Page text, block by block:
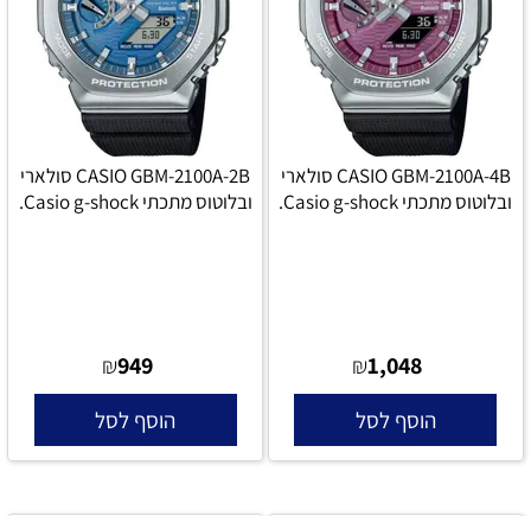
CASIO GBM-2100A-4B סולארי
ובלוטוס מתכתי Casio g-shock.
₪1,048
הוסף לסל
CASIO GBM-2100A-2B סולארי
ובלוטוס מתכתי Casio g-shock.
₪949
הוסף לסל